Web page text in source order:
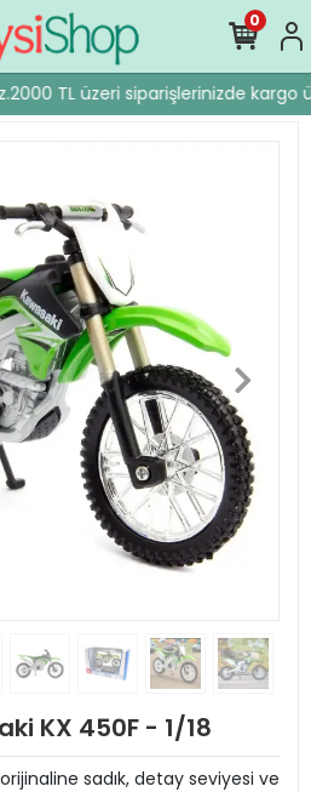
2000 TL üzeri siparişlerinizde kargo
0
KX 450F - 1/18
sadık, detay seviyesi ve